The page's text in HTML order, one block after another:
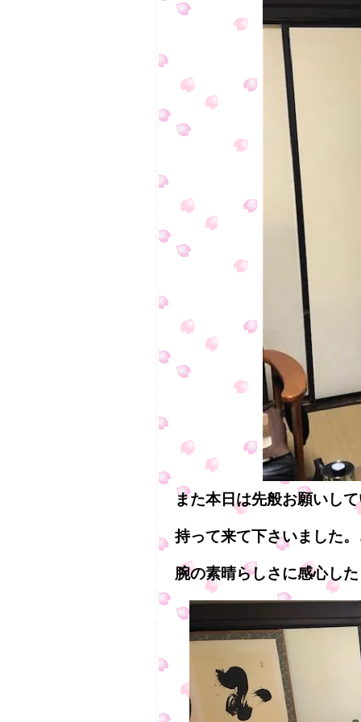
また本日は先般お願いし
持って来て下さいました
腕の素晴らしさに感心し